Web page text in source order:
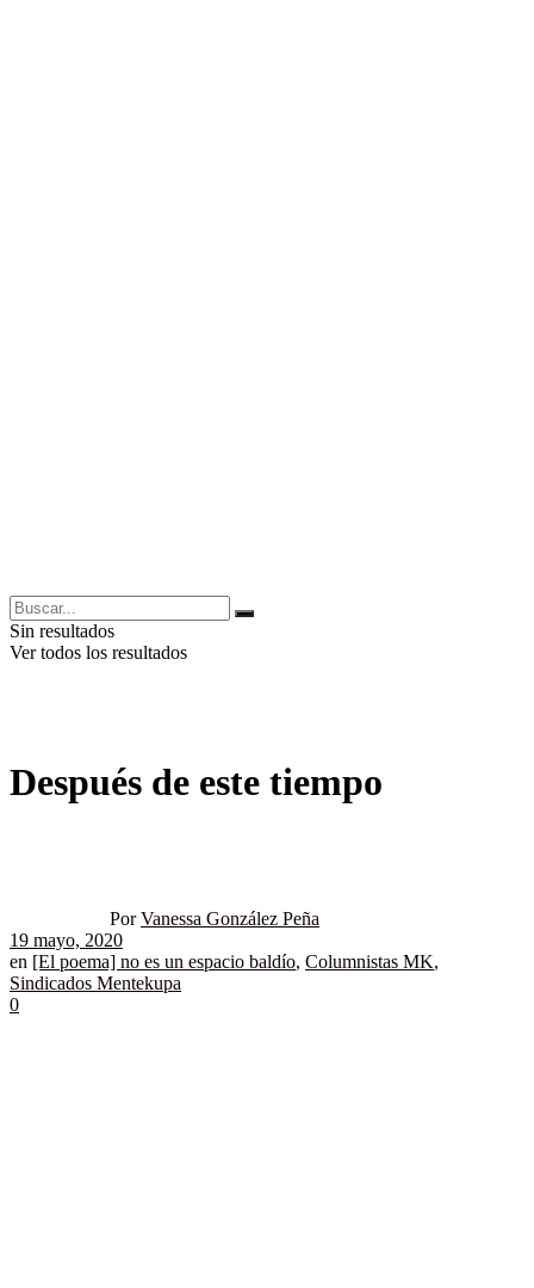
Sin resultados
Ver todos los resultados
Después de este tiempo
Por Vanessa González Peña
19 mayo, 2020
en [El poema] no es un espacio baldío, Columnistas MK,
Sindicados Mentekupa
0